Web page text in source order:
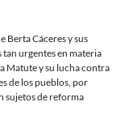
Berta Cáceres y sus
tan urgentes en materia
Matute y su lucha contra
de los pueblos, por
sujetos de reforma